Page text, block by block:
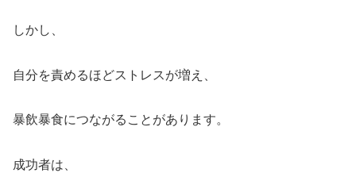
しかし、
自分を責めるほどストレスが増え、
暴飲暴食につながることがあります。
成功者は、